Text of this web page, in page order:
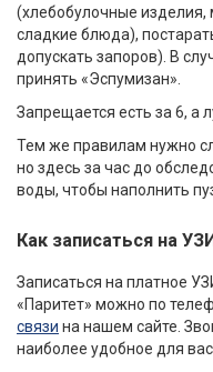
(хлебобулочные
сладкие блюда),
допускать запоров). В
принять «Эспумизан».
Запрещается есть за 6, а
Тем же правилам нужно
но здесь за час до
воды, чтобы наполнить
Как записаться на УЗИ
Записаться на платное
«Паритет» можно по
связи на нашем сайте.
наиболее удобное для